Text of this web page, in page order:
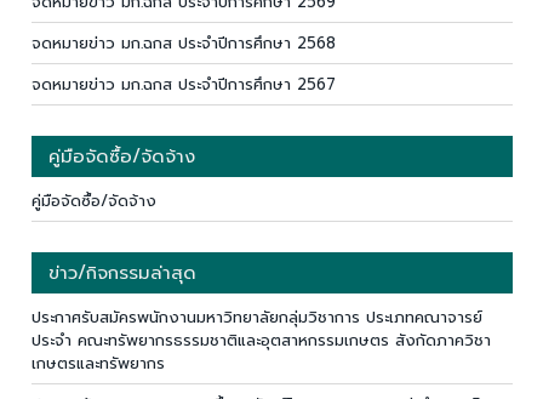
จดหมายข่าว มก.ฉกส ประจำปีการศึกษา 2568
จดหมายข่าว มก.ฉกส ประจำปีการศึกษา 2567
คู่มือจัดซื้อ/จัดจ้าง
คู่มือจัดซื้อ/จัดจ้าง
ข่าว/กิจกรรมล่าสุด
ประกาศรับสมัครพนักงานมหาวิทยาลัยกลุ่มวิชาการ ประเภทคณาจารย์
ประจำ คณะทรัพยากรธรรมชาติและอุตสาหกรรมเกษตร สังกัดภาควิชา
เกษตรและทรัพยากร